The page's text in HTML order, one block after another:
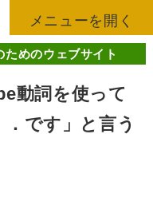
メニューを開く
めのウェブサイト
動詞を使って
．です」と言う